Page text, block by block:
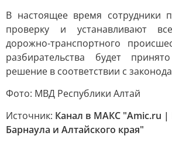
В настоящее время сотрудники
проверку и устанавливают все
дорожно-транспортного
разбирательства будет
решение в соответствии с
Фото: МВД Республики Алтай
Источник: Канал в МАКС "Amic.ru |
Барнаула и Алтайского края"